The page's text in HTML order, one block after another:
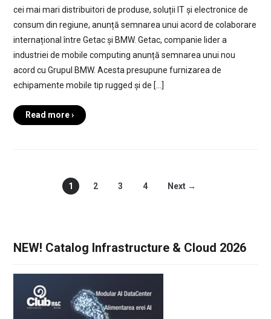
cei mai mari distribuitori de produse, soluții IT și electronice de
consum din regiune, anunță semnarea unui acord de colaborare
internațional între Getac și BMW. Getac, companie lider a
industriei de mobile computing anunță semnarea unui nou
acord cu Grupul BMW. Acesta presupune furnizarea de
echipamente mobile tip rugged și de […]
Read more ›
1 2 3 4 Next →
NEW! Catalog Infrastructure & Cloud 2026